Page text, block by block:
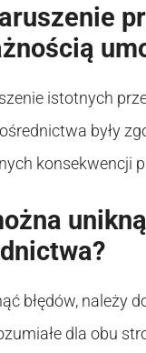
istotnych
były
konsekwencji
błędów, należy
dla obu